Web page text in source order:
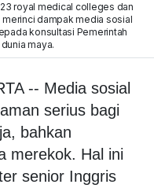
royal medical colleges dan
dampak media sosial
konsultasi Pemerintah
maya.
-- Media sosial
serius bagi
bahkan
merekok. Hal ini
senior Inggris